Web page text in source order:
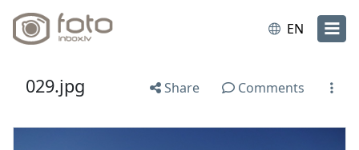
EN
029.jpg Share Comments